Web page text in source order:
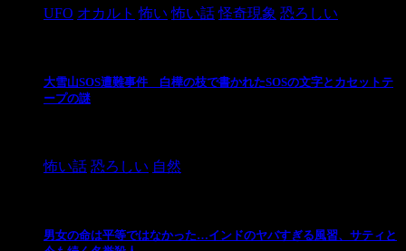
UFO オカルト 怖い 怖い話 怪奇現象 恐ろしい
大雪山SOS遭難事件 白樺の枝で書かれたSOSの文字とカセットテ
ープの謎
怖い話 恐ろしい 自然
男女の命は平等ではなかった…インドのヤバすぎる風習、サティと